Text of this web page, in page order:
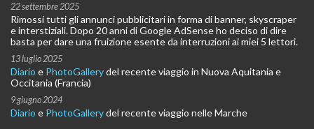
22 settembre 2025
Rimossi tutti gli annunci pubblicitari in forma di banner, skyscraper
e interstiziali. Dopo 20 anni di Google AdSense ho deciso di dire
basta per dare una fruizione esente da interruzioni ai miei 5 lettori.
13 luglio 2025
Diario e PhotoGallerydel recente viaggio in Nuova Aquitania e
Occitania (Francia)
9 giugno 2024
Diario e PhotoGallerydel recente viaggio nelle Marche